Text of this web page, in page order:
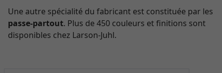
Une autre spécialité du fabricant est constituée par les
passe-partout. Plus de 450 couleurs et finitions sont
disponibles chez Larson-Juhl.